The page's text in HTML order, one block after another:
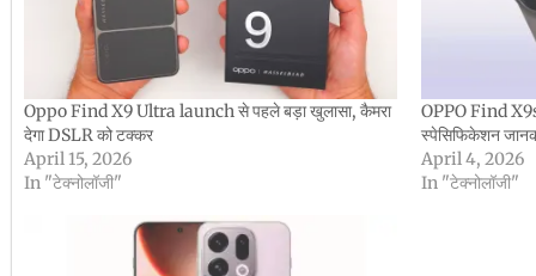
Oppo Find X9 Ultra launch से पहले बड़ा खुलासा, कैमरा
देगा DSLR को टक्कर
April 15, 2026
In "टेक्नोलॉजी"
OPPO Find
स्पेसिफिकेशन
April 4, 2026
In "टेक्नोलॉजी"